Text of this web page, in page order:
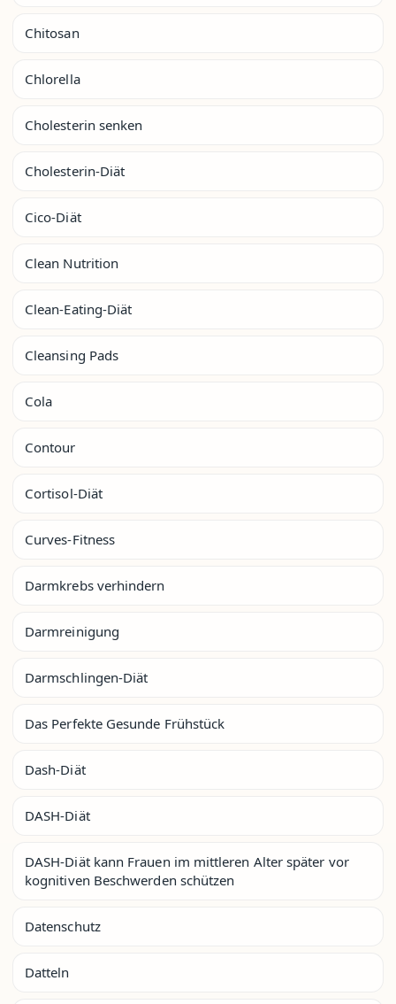
Chitosan
Chlorella
Cholesterin senken
Cholesterin-Diät
Cico-Diät
Clean Nutrition
Clean-Eating-Diät
Cleansing Pads
Cola
Contour
Cortisol-Diät
Curves-Fitness
Darmkrebs verhindern
Darmreinigung
Darmschlingen-Diät
Das Perfekte Gesunde Frühstück
Dash-Diät
DASH-Diät
DASH-Diät kann Frauen im mittleren Alter später vor
kognitiven Beschwerden schützen
Datenschutz
Datteln